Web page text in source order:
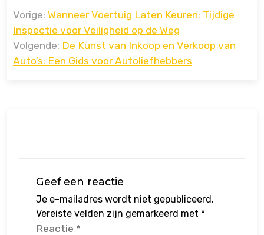
navigatie
Vorige: Wanneer Voertuig Laten Keuren: Tijdige
Inspectie voor Veiligheid op de Weg
Volgende: De Kunst van Inkoop en Verkoop van
Auto’s: Een Gids voor Autoliefhebbers
Geef een reactie
Je e-mailadres wordt niet gepubliceerd.
Vereiste velden zijn gemarkeerd met *
Reactie *